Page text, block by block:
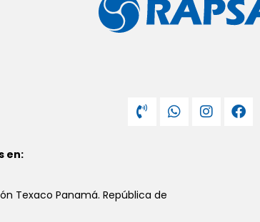
en:
Texaco Panamá. República de